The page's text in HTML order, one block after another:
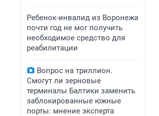
Ребенок-инвалид из Воронежа
почти год не мог получить
необходимое средство для
реабилитации
Вопрос на триллион.
Смогут ли зерновые
терминалы Балтики заменить
заблокированные южные
порты: мнение эксперта